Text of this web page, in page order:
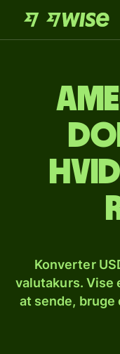
Konverter
valutakurs. Vise
at sende, bruge